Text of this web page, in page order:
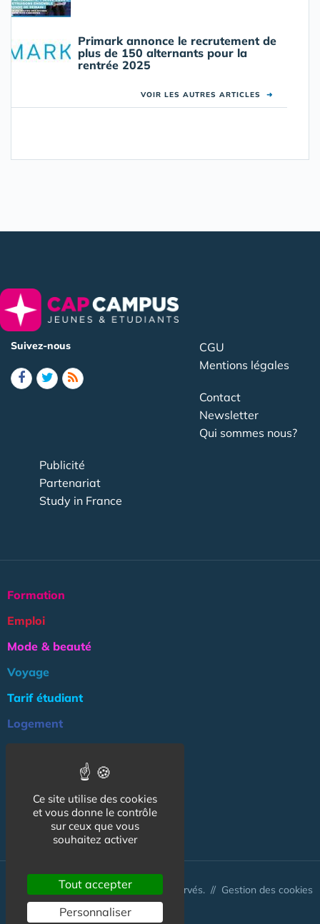
Primark annonce le recrutement de
plus de 150 alternants pour la
rentrée 2025
VOIR LES AUTRES ARTICLES ➜
Suivez-nous
CGU
Mentions légales
Contact
Newsletter
Qui sommes nous?
Publicité
Partenariat
Study in France
Formation
Emploi
Mode & beauté
Voyage
Tarif étudiant
Logement
Association
NOS AUTRES SITES :
© CapCampus 2026 - Tous droits réservés. // Gestion des cookies
Ce site utilise des cookies
et vous donne le contrôle
sur ceux que vous
souhaitez activer
Tout accepter
Personnaliser